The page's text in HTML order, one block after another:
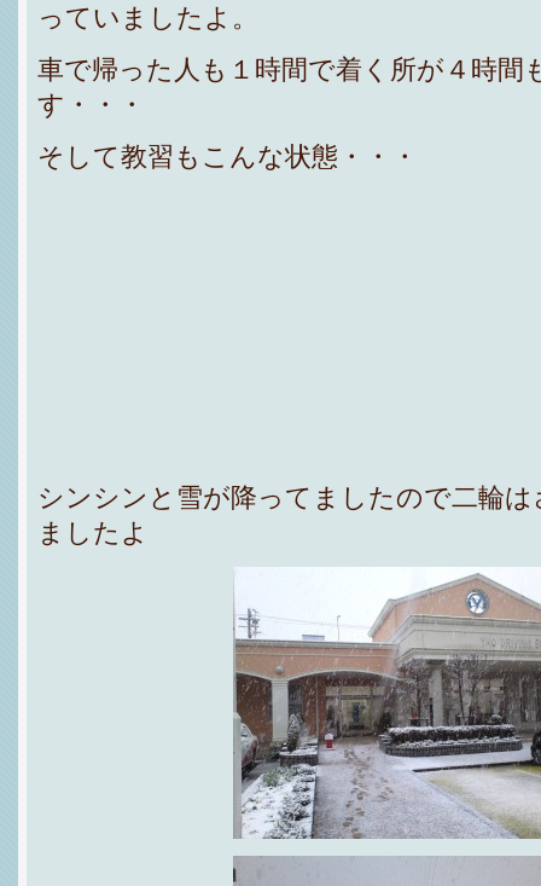
っていましたよ。
車で帰った人も１時間で着く所が４時間
す・・・
そして教習もこんな状態・・・
シンシンと雪が降ってましたので二輪
ましたよ